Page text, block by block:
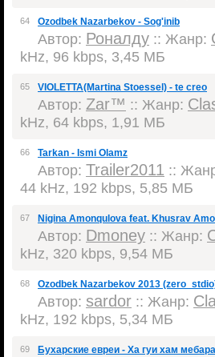
64 Ozodbek Nazarbekov - Sog'inib
Автор: Роналду :: Жанр:
kHz, 96 kbps, 3,45 МБ
65 VIOLETTA(Martina Stoessel) - te creo
Автор: Zar™ :: Жанр:
kHz, 64 kbps, 1,91 МБ
66 Tarkan - Ismi Olamz
Автор: Trailer2011 ::
44 kHz, 192 kbps, 5,85 МБ
67 Nigina Amonqulova feat. Khusrav
Автор: Dmoney :: Жанр:
kHz, 320 kbps, 9,54 МБ
68 Ozodbek Nazarbekov 2013
Автор: sardor :: Жанр:
kHz, 192 kbps, 5,34 МБ
69 Бухарские евреи - Ха гуи хам